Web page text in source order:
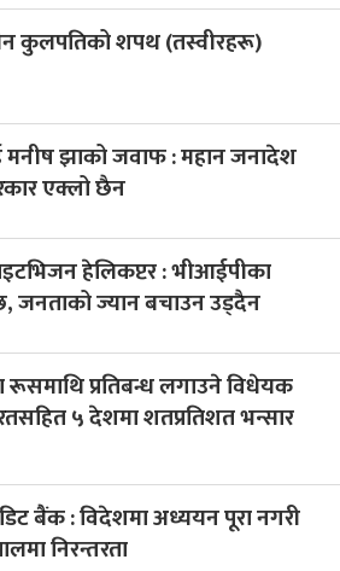
कुलपतिको शपथ (तस्वीरहरू)
झाको जवाफ : महान जनादेश
एक्लो छैन
हेलिकप्टर : भीआईपीका
जनताको ज्यान बचाउन उड्दैन
रूसमाथि प्रतिबन्ध लगाउने विधेयक
५ देशमा शतप्रतिशत भन्सार
बैंक : विदेशमा अध्ययन पूरा नगरी
निरन्तरता